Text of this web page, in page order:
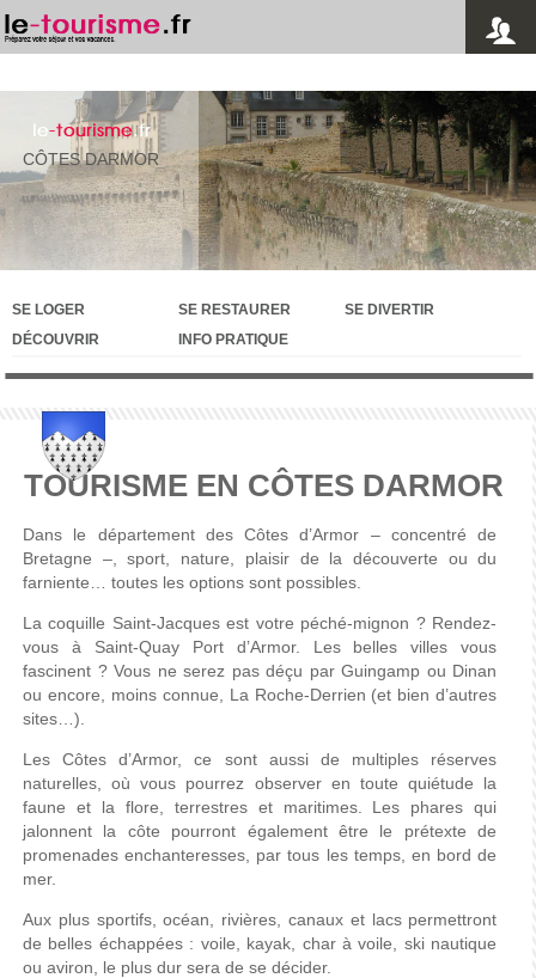
le-tourisme.fr
CÔTES DARMOR
SE LOGER SE RESTAURER
SE DIVERTIR
DÉCOUVRIR
INFO PRATIQUE
TOURISME EN CÔTES DARMOR
Dans le départementdesCôtes d’Armor –concentré de
Bretagne –, sport, nature, plaisirde la découverte ou du
farniente… toutes les options sont possibles.
La coquille Saint-Jacques est votre péché-mignon ? Rendez-
vous à Saint-Quay Port d’Armor. Les belles villes vous
fascinent ? Vous ne serez pas déçu par Guingamp ou Dinan
ou encore, moins connue, La Roche-Derrien (et bien d’autres
sites…).
Les Côtes d’Armor, ce sont aussi de multiples réserves
naturelles, où vous pourrez observer en toute quiétude la
faune et la flore, terrestres et maritimes. Les phares qui
jalonnent la côte pourront également être le prétexte de
promenades enchanteresses, par tous les temps, en bord de
mer.
Aux plus sportifs, océan, rivières, canaux et lacs permettront
de belles échappées : voile, kayak, char à voile, ski nautique
ou aviron, le plus dur sera de se décider.